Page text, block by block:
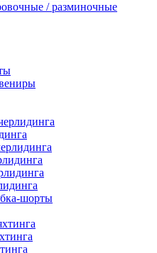
/ разминочные
шорты